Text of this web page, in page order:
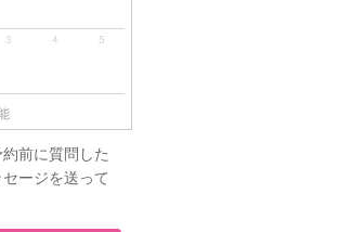
3 4 5
前に質問した
ージを送って